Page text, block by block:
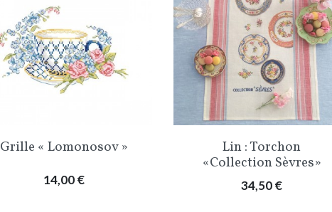
 Aperçu rapide
Grille « Lomonosov »
Prix
14,00 €
Aperçu rapide
Lin : Torchon
«Collection Sèvres»
Prix
34,50 €